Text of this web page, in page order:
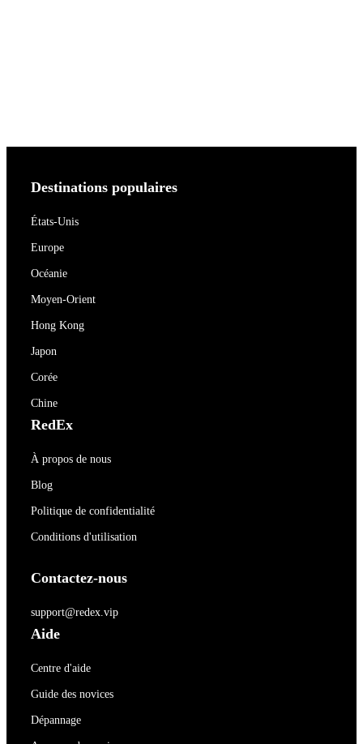
Destinations populaires
États-Unis
Europe
Océanie
Moyen-Orient
Hong Kong
Japon
Corée
Chine
RedEx
À propos de nous
Blog
Politique de confidentialité
Conditions d'utilisation
Contactez-nous
support@redex.vip
Aide
Centre d'aide
Guide des novices
Dépannage